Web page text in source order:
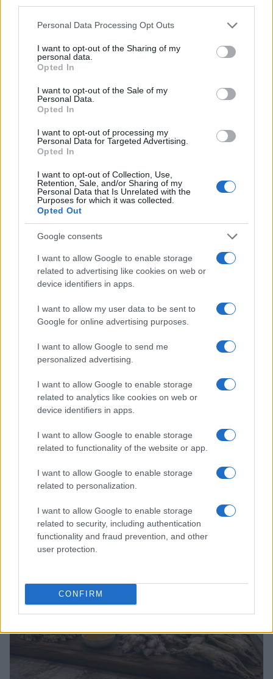
Please note that this website/app uses one or more Google
not limited to your visit or usage behaviour. You may click to
grant or deny consent to Google and its third-party tags to
use your data for below specified purposes in below Google
consent section.
Personal Data Processing Opt Outs
I want to opt-out of the Sharing of my
personal data.
Opted In
I want to opt-out of the Sale of my
Personal Data.
Opted In
I want to opt-out of processing my
Personal Data for Targeted Advertising.
Opted In
I want to opt-out of Collection, Use,
Retention, Sale, and/or Sharing of my
Personal Data that Is Unrelated with the
Purposes for which it was collected.
Opted Out
Google consents
I want to allow Google to enable storage
related to advertising like cookies on web or
device identifiers in apps.
I want to allow my user data to be sent to
Google for online advertising purposes.
I want to allow Google to send me
personalized advertising.
I want to allow Google to enable storage
related to analytics like cookies on web or
device identifiers in apps.
I want to allow Google to enable storage
related to functionality of the website or app.
I want to allow Google to enable storage
related to personalization.
I want to allow Google to enable storage
related to security, including authentication
functionality and fraud prevention, and other
user protection.
CONFIRM
combinada con una adecuada hidratación y rutinas
relajantes, puede ser la clave para evitar las
noches en vela y despertar con energía.
AUTOR
María Vázquez
gafas y mirada analítica, rememora haber
cubierto la crecida del Ebro en 2015 desde la
y contexto en cada pieza; es licenciada en
Historia por la Universidad de Zaragoza y
mantiene una columna semanal sobre vida
urbana y políticas públicas.
Sigue leyendo